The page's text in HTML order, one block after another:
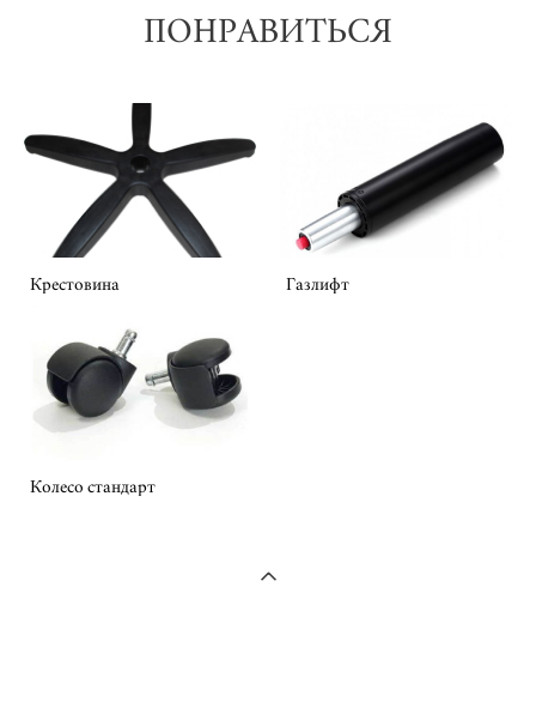
ПОНРАВИТЬСЯ
Крестовина Газлифт
Колесо стандарт